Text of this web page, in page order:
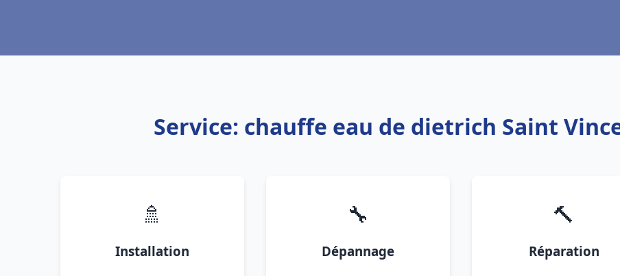
Service: chauffe eau de dietrich Saint
🚿
Installation
🔧
Dépannage
🔨
Réparation